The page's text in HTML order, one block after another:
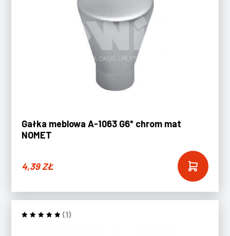
Gałka meblowa A-1063 G6* chrom mat
NOMET
4,39ZŁ
(1)